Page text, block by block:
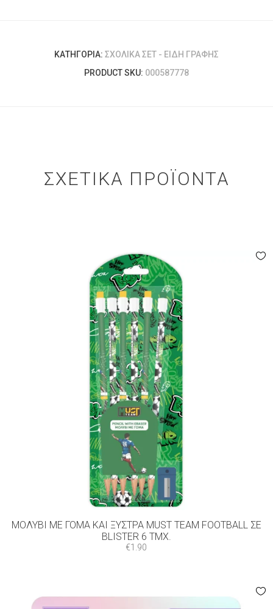
ΚΑΤΗΓΟΡΊΑ: ΣΧΟΛΙΚΆ ΣΕΤ - ΕΊΔΗ ΓΡΑΦΉΣ
PRODUCT SKU: 000587778
ΣΧΕΤΙΚΆ ΠΡΟΪΌΝΤΑ
ΜΟΛΎΒΙ ΜΕ ΓΌΜΑ ΚΑΙ ΞΎΣΤΡΑ MUST TEAM FOOTBALL ΣΕ
BLISTER 6 ΤΜΧ.
€1.90